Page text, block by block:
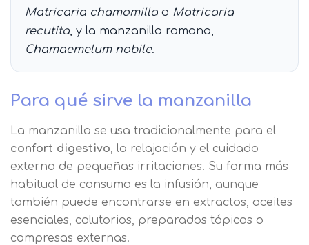
Matricaria chamomilla o Matricaria
recutita, y la manzanilla romana,
Chamaemelum nobile.
Para qué sirve la manzanilla
La manzanilla se usa tradicionalmente para el
confort digestivo, la relajación y el cuidado
externo de pequeñas irritaciones. Su forma más
habitual de consumo es la infusión, aunque
también puede encontrarse en extractos, aceites
esenciales, colutorios, preparados tópicos o
compresas externas.